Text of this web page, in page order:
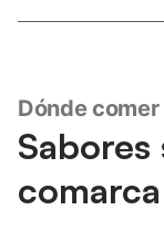
Dónde
Sabores
comarca